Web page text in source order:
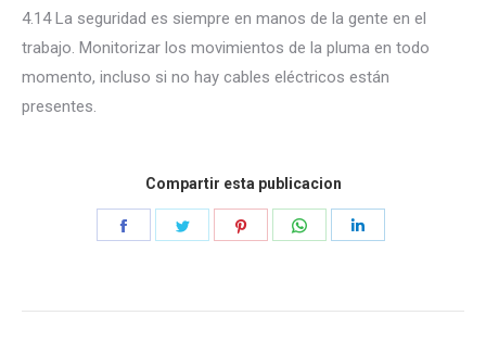
4.14 La seguridad es siempre en manos de la gente en el
trabajo. Monitorizar los movimientos de la pluma en todo
momento, incluso si no hay cables eléctricos están
presentes.
Compartir esta publicacion
Compartir Compartir Compartir Compartir